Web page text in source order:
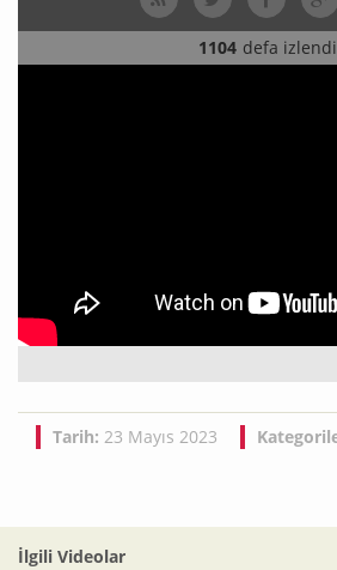
1104 defa izlendi
Tarih: 23 Mayıs 2023
İlgili Videolar